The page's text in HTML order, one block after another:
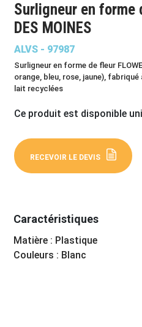
Surligneur en forme
DES MOINES
ALVS - 97987
Surligneur en forme de fleur
orange, bleu, rose, jaune),
lait recyclées
Ce produit est disponible
RECEVOIR LE DEVIS
Caractéristiques
Matière : Plastique
Couleurs : Blanc